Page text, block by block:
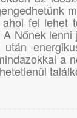
fel lehet
A Nőnek
a